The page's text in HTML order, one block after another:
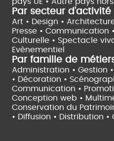
Par secteur d'activité
Art • Design •
Presse • Communication •
Culturelle • Spectacle
Evènementiel
Par famille de
Administration • Gestion
• Décoration •
Communication •
Conception web •
Conservation du
• Diffusion • Distribution